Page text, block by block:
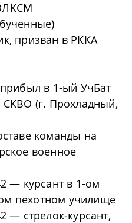
призван в РККА
в 1-ый УчБат
(г. Прохладный,
команды на
военное
— курсант в 1-ом
пехотном училище
— стрелок-курсант,